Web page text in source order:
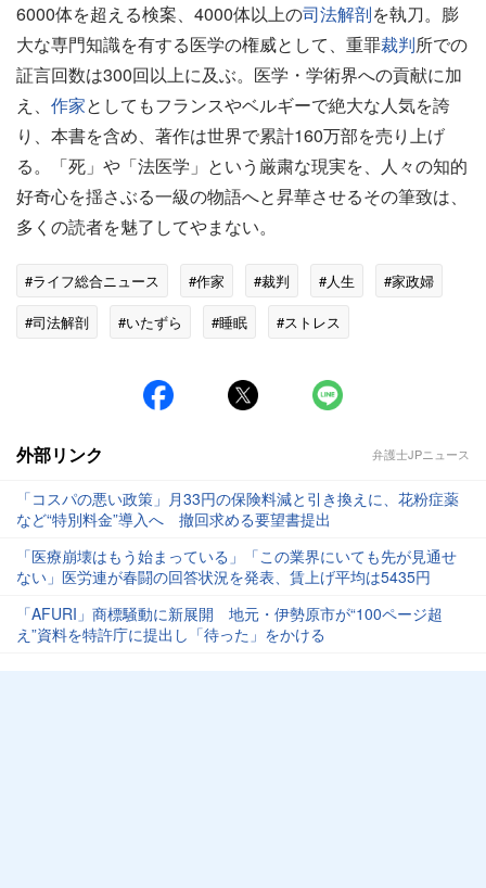
6000体を超える検案、4000体以上の司法解剖を執刀。膨
大な専門知識を有する医学の権威として、重罪裁判所での
証言回数は300回以上に及ぶ。医学・学術界への貢献に加
え、 作家としてもフランスやベルギーで絶大な人気を誇
り、本書を含め、著作は世界で累計160万部を売り上げ
る。「死」や「法医学」という厳粛な現実を、人々の知的
好奇心を揺さぶる一級の物語へと昇華させるその筆致は、
多くの読者を魅了してやまない。
#ライフ総合ニュース #作家 #裁判 #人生
#家政婦
#司法解剖
#いたずら #睡眠 #ストレス
外部リンク 弁護士JPニュース
「コスパの悪い政策」月33円の保険料減と引き換えに、花粉症薬
など“特別料金”導入へ 撤回求める要望書提出
「医療崩壊はもう始まっている」「この業界にいても先が見通せ
ない」医労連が春闘の回答状況を発表、賃上げ平均は5435円
「AFURI」商標騒動に新展開 地元・伊勢原市が“100ページ超
え”資料を特許庁に提出し「待った」をかける